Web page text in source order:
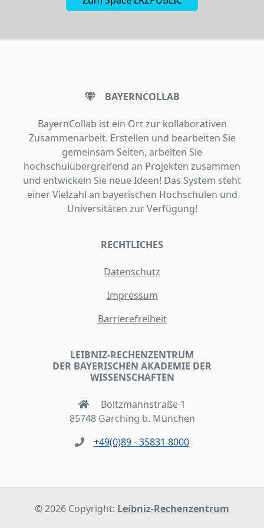
BAYERNCOLLAB
BayernCollab ist ein Ort zur kollaborativen
Zusammenarbeit. Erstellen und bearbeiten Sie
gemeinsam Seiten, arbeiten Sie
hochschulübergreifend an Projekten zusammen
und entwickeln Sie neue Ideen! Das System steht
einer Vielzahl an bayerischen Hochschulen und
Universitäten zur Verfügung!
RECHTLICHES
Datenschutz
Impressum
Barrierefreiheit
LEIBNIZ-RECHENZENTRUM
DER BAYERISCHEN AKADEMIE DER
WISSENSCHAFTEN
Boltzmannstraße 1
85748 Garching b. München
+49(0)89 - 35831 8000
© 2026 Copyright: Leibniz-Rechenzentrum